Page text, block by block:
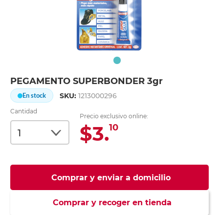
PEGAMENTO SUPERBONDER 3gr
En stock SKU:1213000296
Cantidad
Precio exclusivo online:
$3.10
Comprar y enviar a domicilio
Comprar y recoger en tienda